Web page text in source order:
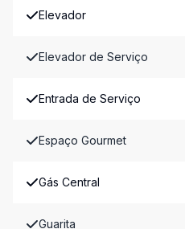
Elevador
Elevador de Serviço
Entrada de Serviço
Espaço Gourmet
Gás Central
Guarita